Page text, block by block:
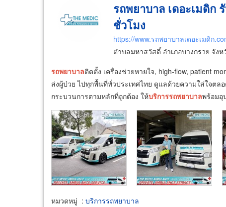
รถพยาบาล เดอะเมดิก
ชั่วโมง
https://www.รถพยาบาลเดอะเมดิก
ตำบลมหาสวัสดิ์ อำเภอบางกรวย จัง
รถพยาบาลติดตั้ง เครื่องช่วยหายใจ, high-flow, patient
ส่งผู้ป่วย ไปทุกพื้นที่ทั่วประเทศไทย ดูแลด้วยความใส่ใจต
กระบวนการตามหลักที่ถูกต้อง ให้บริการรถพยาบาลพร้อม
หมวดหมู่ : บริการรถพยาบาล